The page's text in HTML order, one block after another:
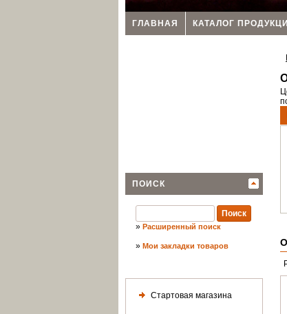
ГЛАВНАЯ КАТАЛОГ
ПОИСК
» Расширенный поиск
» Мои закладки товаров
Стартовая магазина